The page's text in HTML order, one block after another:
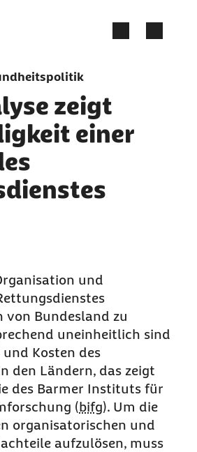
zeigt
einer
und
von Bundesland zu
uneinheitlich sind
Kosten des
den Ländern, das zeigt
des Barmer Instituts für
(bifg). Um die
organisatorischen und
aufzulösen, muss